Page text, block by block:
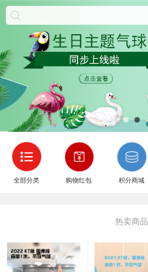
全部分类 购物红包 积分商城
热卖商品